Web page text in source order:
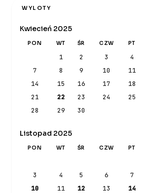
WYLOTY
Kwiecień 2025
PON WT ŚR CZW PT
1 2 3 4
7
8 9 10 11
14
15 16 17 18
21
22 23 24 25
28
29 30
Listopad 2025
PON WT ŚR CZW PT
3
4 5 6 7
10
11 12 13 14